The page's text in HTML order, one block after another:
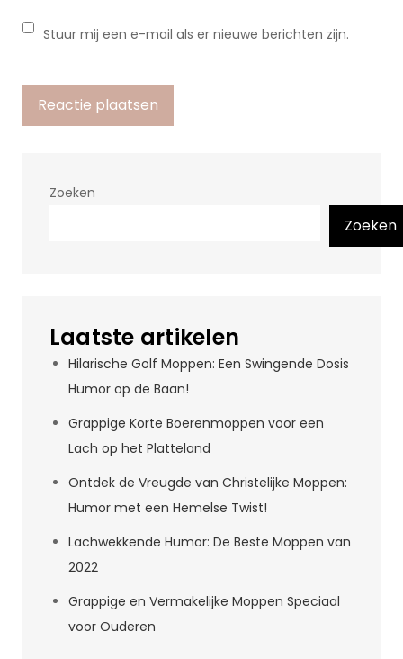
Stuur mij een e-mail als er nieuwe berichten zijn.
Zoeken
Zoeken
Laatste artikelen
Hilarische Golf Moppen: Een Swingende Dosis
Humor op de Baan!
Grappige Korte Boerenmoppen voor een
Lach op het Platteland
Ontdek de Vreugde van Christelijke Moppen:
Humor met een Hemelse Twist!
Lachwekkende Humor: De Beste Moppen van
2022
Grappige en Vermakelijke Moppen Speciaal
voor Ouderen